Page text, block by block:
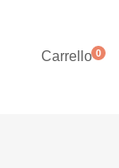
Carrello0